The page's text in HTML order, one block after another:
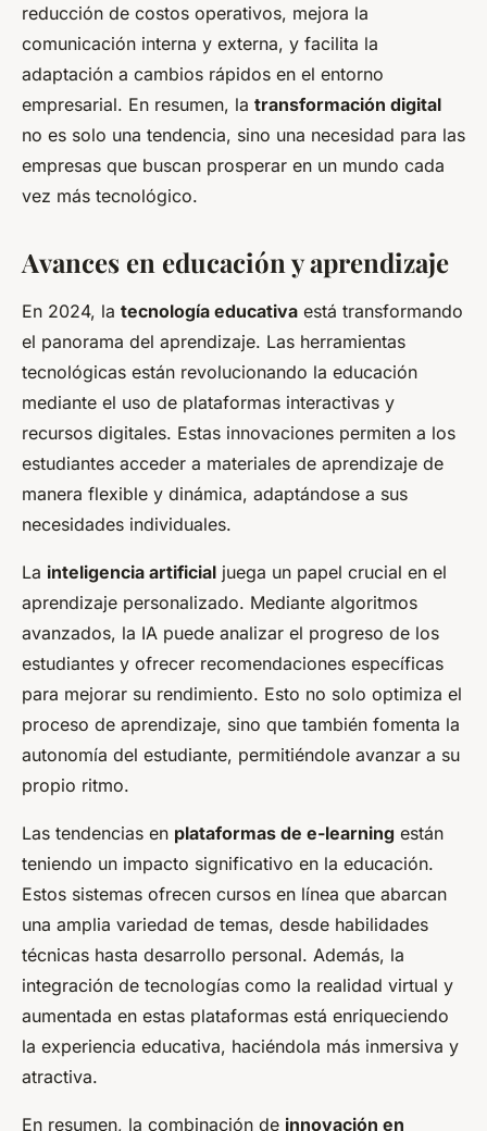
reducción de costos operativos, mejora la
comunicación interna y externa, y facilita la
adaptación a cambios rápidos en el entorno
empresarial. En resumen, la transformación digital
no es solo una tendencia, sino una necesidad para las
empresas que buscan prosperar en un mundo cada
vez más tecnológico.
Avances en educación y aprendizaje
En 2024, la tecnología educativa está transformando
el panorama del aprendizaje. Las herramientas
tecnológicas están revolucionando la educación
mediante el uso de plataformas interactivas y
recursos digitales. Estas innovaciones permiten a los
estudiantes acceder a materiales de aprendizaje de
manera flexible y dinámica, adaptándose a sus
necesidades individuales.
La inteligencia artificial juega un papel crucial en el
aprendizaje personalizado. Mediante algoritmos
avanzados, la IA puede analizar el progreso de los
estudiantes y ofrecer recomendaciones específicas
para mejorar su rendimiento. Esto no solo optimiza el
proceso de aprendizaje, sino que también fomenta la
autonomía del estudiante, permitiéndole avanzar a su
propio ritmo.
Las tendencias en plataformas de e-learning están
teniendo un impacto significativo en la educación.
Estos sistemas ofrecen cursos en línea que abarcan
una amplia variedad de temas, desde habilidades
técnicas hasta desarrollo personal. Además, la
integración de tecnologías como la realidad virtual y
aumentada en estas plataformas está enriqueciendo
la experiencia educativa, haciéndola más inmersiva y
atractiva.
En resumen, la combinación de innovación en